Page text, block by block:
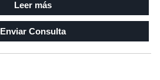
Leer más
Enviar Consulta